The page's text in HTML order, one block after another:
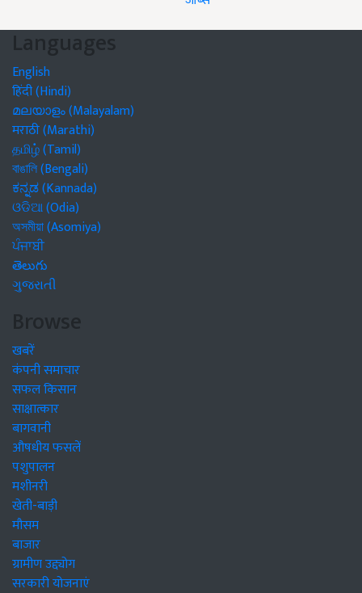
Languages
English
हिंदी (Hindi)
മലയാളം (Malayalam)
मराठी (Marathi)
தமிழ் (Tamil)
বাঙালি (Bengali)
ಕನ್ನಡ (Kannada)
ଓଡିଆ (Odia)
অসমীয়া (Asomiya)
ਪੰਜਾਬੀ
తెలుగు
ગુજરાતી
Browse
खबरें
कंपनी समाचार
सफल किसान
साक्षात्कार
बागवानी
औषधीय फसलें
पशुपालन
मशीनरी
खेती-बाड़ी
मौसम
बाजार
ग्रामीण उद्द्योग
सरकारी योजनाएं